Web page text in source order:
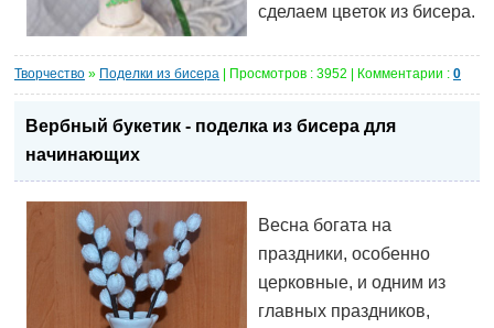
сделаем цветок из бисера.
Творчество » Поделки из бисера | Просмотров : 3952 | Комментарии : 0
Вербный букетик - поделка из бисера для
начинающих
Весна богата на
праздники, особенно
церковные, и одним из
главных праздников,